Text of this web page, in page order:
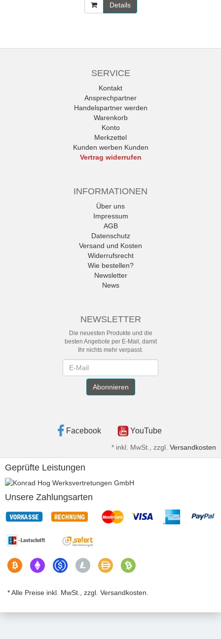
Details
SERVICE
Kontakt
Ansprechpartner
Handelspartner werden
Warenkorb
Konto
Merkzettel
Kunden werben Kunden
Vertrag widerrufen
INFORMATIONEN
Über uns
Impressum
AGB
Datenschutz
Versand und Kosten
Widerrufsrecht
Wie bestellen?
Newsletter
News
NEWSLETTER
Die neuesten Produkte und die
besten Angebote per E-Mail, damit
Ihr nichts mehr verpasst.
Abonnieren
Facebook YouTube
* inkl. MwSt., zzgl. Versandkosten
Geprüfte Leistungen
Unsere Zahlungsarten
* Alle Preise inkl. MwSt., zzgl. Versandkosten.